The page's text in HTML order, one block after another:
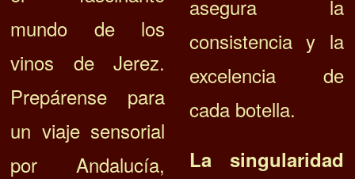
mundo de los
vinos de Jerez.
Prepárense para
un viaje sensorial
por Andalucía,
asegura la
consistencia y la
excelencia de
cada botella.
La singularidad